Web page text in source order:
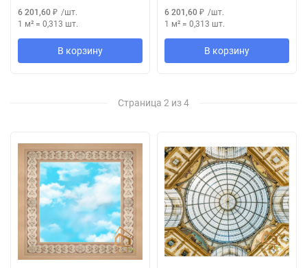
6 201,60 ₽ /шт.
1 м² = 0,313 шт.
В корзину
6 201,60 ₽ /шт.
1 м² = 0,313 шт.
В корзину
Страница 2 из 4